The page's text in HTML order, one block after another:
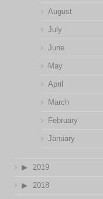
August
July
June
May
April
March
February
January
2019
2018